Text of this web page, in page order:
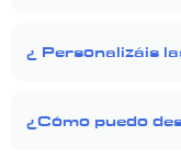
¿ Personalizáis
¿Cómo puedo